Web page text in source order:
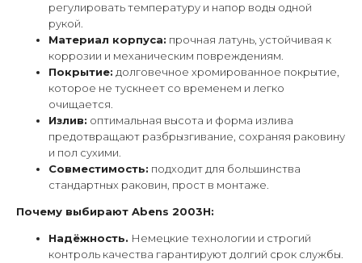
регулировать температуру и напор воды одной
рукой.
Материал корпуса: прочная латунь, устойчивая к
коррозии и механическим повреждениям.
Покрытие: долговечное хромированное покрытие,
которое не тускнеет со временем и легко
очищается.
Излив: оптимальная высота и форма излива
предотвращают разбрызгивание, сохраняя раковину
и пол сухими.
Совместимость: подходит для большинства
стандартных раковин, прост в монтаже.
Почему выбирают Abens 2003H:
Надёжность. Немецкие технологии и строгий
контроль качества гарантируют долгий срок службы.